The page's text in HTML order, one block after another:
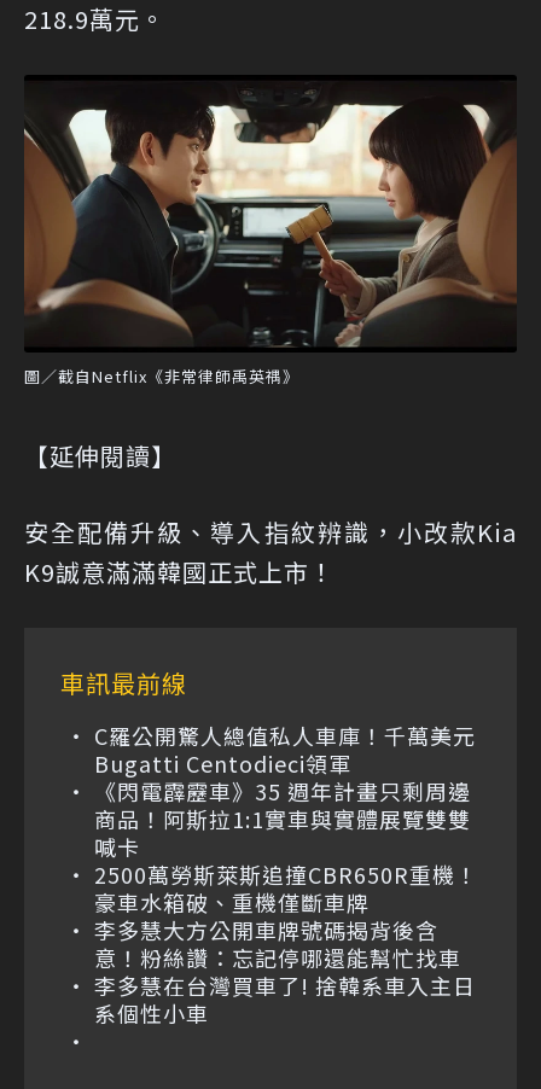
218.9萬元。
圖／截自Netflix《非常律師禹英禑》
【延伸閱讀】
安全配備升級、導入指紋辨識，小改款Kia
K9誠意滿滿韓國正式上市！
車訊最前線
C羅公開驚人總值私人車庫！千萬美元
Bugatti Centodieci領軍
《閃電霹靂車》35 週年計畫只剩周邊
商品！阿斯拉1:1實車與實體展覽雙雙
喊卡
2500萬勞斯萊斯追撞CBR650R重機！
豪車水箱破、重機僅斷車牌
李多慧大方公開車牌號碼揭背後含
意！粉絲讚：忘記停哪還能幫忙找車
李多慧在台灣買車了! 捨韓系車入主日
系個性小車